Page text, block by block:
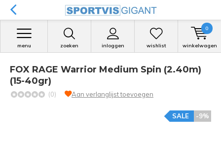
zoeken inloggen
menu wishlist winkelwagen
0
FOX RAGE Warrior Medium Spin (2.40m)
(15-40gr)
(0) Aan verlanglijst toevoegen
-9%
SALE